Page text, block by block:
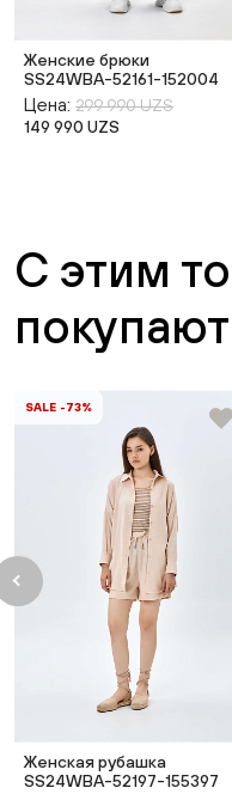
Женские брюки
SS24WBA-52161-152004
Цена: 299 990 UZS
149 990 UZS
С этим
покупают
SALE -73%
Женская рубашка
SS24WBA-52197-155397